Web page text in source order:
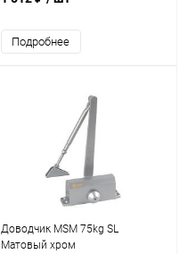
Подробнее
Доводчик MSM 75kg SL
Матовый хром